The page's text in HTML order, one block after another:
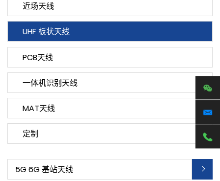
近场天线
UHF 板状天线
PCB天线
一体机识别天线
MAT天线
定制
5G 6G 基站天线